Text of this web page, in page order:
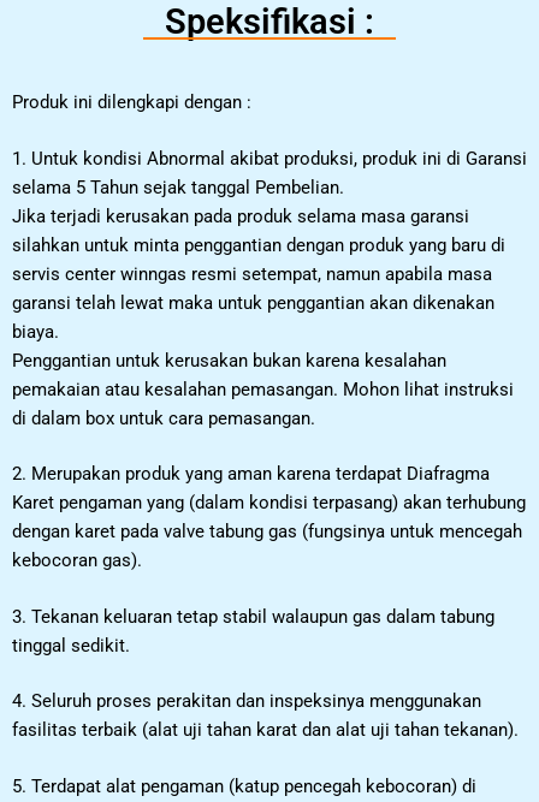
Speksifikasi :
Produk ini dilengkapi dengan :
1. Untuk kondisi Abnormal akibat produksi, produk ini di Garansi
selama 5 Tahun sejak tanggal Pembelian.
Jika terjadi kerusakan pada produk selama masa garansi
silahkan untuk minta penggantian dengan produk yang baru di
servis center winngas resmi setempat, namun apabila masa
garansi telah lewat maka untuk penggantian akan dikenakan
biaya.
Penggantian untuk kerusakan bukan karena kesalahan
pemakaian atau kesalahan pemasangan. Mohon lihat instruksi
di dalam box untuk cara pemasangan.
2. Merupakan produk yang aman karena terdapat Diafragma
Karet pengaman yang (dalam kondisi terpasang) akan terhubung
dengan karet pada valve tabung gas (fungsinya untuk mencegah
kebocoran gas).
3. Tekanan keluaran tetap stabil walaupun gas dalam tabung
tinggal sedikit.
4. Seluruh proses perakitan dan inspeksinya menggunakan
fasilitas terbaik (alat uji tahan karat dan alat uji tahan tekanan).
5. Terdapat alat pengaman (katup pencegah kebocoran) di